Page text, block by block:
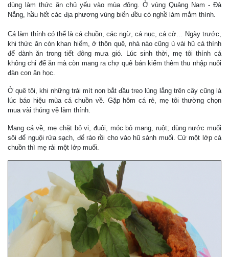
dùng làm thức ăn chủ yếu vào mùa đông. Ở vùng Quảng Nam - Đà
Nẵng, hầu hết các địa phương vùng biển đều có nghề làm mắm thính.
Cá làm thính có thể là cá chuồn, các ngừ, cá nục, cá cờ… Ngày trước,
khi thức ăn còn khan hiếm, ở thôn quê, nhà nào cũng ủ vài hũ cá thính
để dành ăn trong tiết đông mưa gió. Lúc sinh thời, mẹ tôi thính cá
không chỉ để ăn mà còn mang ra chợ quê bán kiếm thêm thu nhập nuôi
đàn con ăn học.
Ở quê tôi, khi những trái mít non bắt đầu treo lủng lẳng trên cây cũng là
lúc báo hiệu mùa cá chuồn về. Gặp hôm cá rẻ, mẹ tôi thường chọn
mua vài thúng về làm thính.
Mang cá về, mẹ chặt bỏ vi, đuôi, móc bỏ mang, ruột; dùng nước muối
sôi để nguội rửa sạch, để ráo rồi cho vào hũ sành muối. Cứ một lớp cá
chuồn thì mẹ rải một lớp muối.